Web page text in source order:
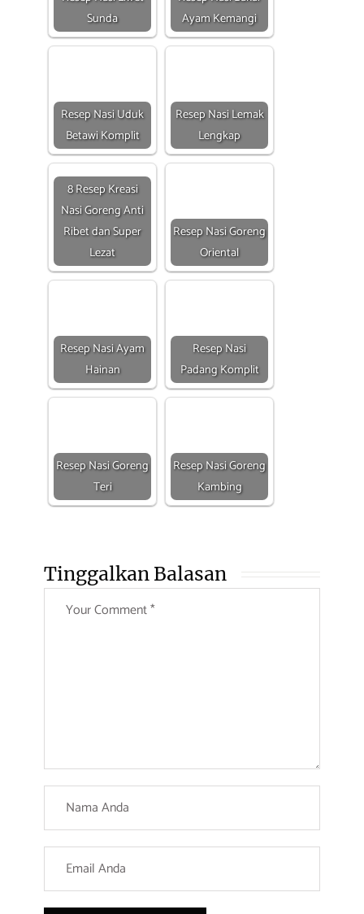
Sunda
Ayam Kemangi
Resep Nasi Uduk
Betawi Komplit
Resep Nasi Lemak
Lengkap
8 Resep Kreasi
Nasi Goreng Anti
Ribet dan Super
Lezat
Resep Nasi Goreng
Oriental
Resep Nasi Ayam
Hainan
Resep Nasi
Padang Komplit
Resep Nasi Goreng
Teri
Resep Nasi Goreng
Kambing
Tinggalkan Balasan